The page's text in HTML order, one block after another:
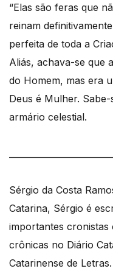
“Elas são feras que
reinam
perfeita de toda a
Aliás, achava-se que
do Homem, mas era
Deus é Mulher.
armário celestial.
Sérgio da Costa
Catarina, Sérgio é
importantes cronistas
crônicas no Diário
Catarinense de Letras.